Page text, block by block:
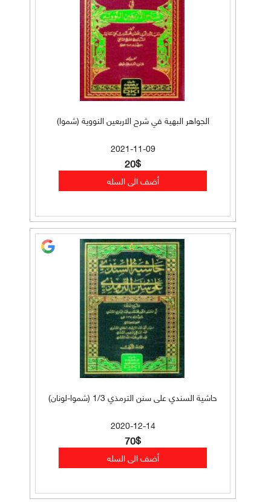
الجواهر البهية في شرح الاربعين النووية (شموا)
2021-11-09
20$
حاشية السندي على سنن الترمذي 1/3 (شموا-لونان)
2020-12-14
70$